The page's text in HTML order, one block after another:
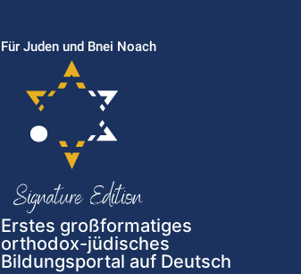
Für Juden und Bnei Noach
Erstes großformatiges
orthodox-jüdisches
Bildungsportal auf Deutsch